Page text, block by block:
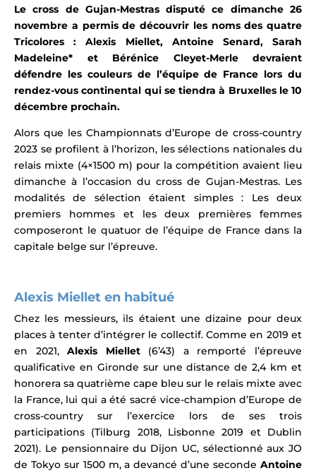
Le cross de Gujan-Mestras disputé ce dimanche 26
novembre a permis de découvrir les noms des quatre
Tricolores :
Alexis Miellet, Antoine Senard, Sarah
Madeleine* et Bérénice Cleyet-Merle devraient
défendre les couleurs de l’équipe de France lors du
rendez-vous continental qui se tiendra à Bruxelles le 10
décembre prochain.
Alors que les Championnats d’Europe de cross-country
2023 se profilent à l’horizon, les sélections nationalesdu
relais mixte (4×1500 m) pour la compétition avaient lieu
dimanche à l’occasion du cross de Gujan-Mestras. Les
modalités de sélection étaient simples : Les deux
premiers hommes et les deux premières femmes
composeront le quatuor de l’équipe de France dans la
capitale belge sur l’épreuve.
Alexis Miellet en habitué
Chez les messieurs, ils étaient une dizaine pour deux
places à tenter d’intégrer le collectif. Comme en 2019 et
en 2021,Alexis Miellet(6’43) a remporté l’épreuve
qualificative en Gironde sur une distance de 2,4 km et
honorera sa quatrième cape bleu sur le relais mixte avec
la France, lui qui a été sacré vice-champion d’Europe de
cross-country sur l’exercice lors de ses trois
participations (Tilburg 2018, Lisbonne 2019 et Dublin
2021). Le pensionnaire du Dijon UC, sélectionné aux JO
de Tokyo sur 1500 m, a devancé d’une seconde Antoine